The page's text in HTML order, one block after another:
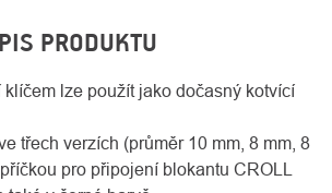
PRODUKTU
klíčem lze použít jako dočasný kotvící
třech verzích (průměr 10 mm, 8 mm, 8
pro připojení blokantu CROLL